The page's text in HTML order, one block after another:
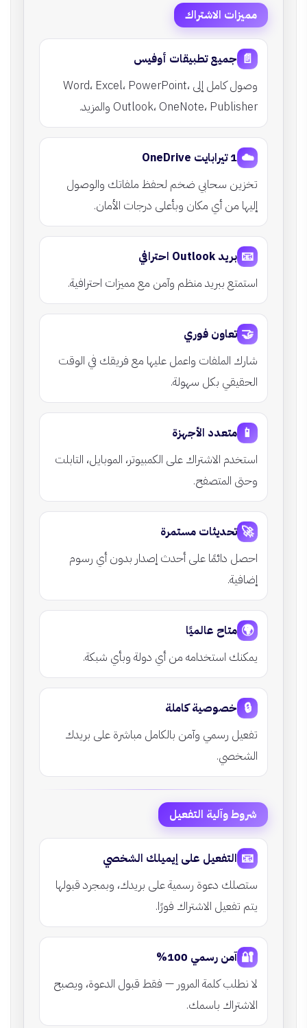
مميزات الاشتراك
📄 جميع تطبيقات أوفيس
وصول كامل إلى Word، Excel، PowerPoint،
Outlook، OneNote، Publisher والمزيد.
☁️ 1 تيرابايت OneDrive
تخزين سحابي ضخم لحفظ ملفاتك والوصول
إليها من أي مكان وبأعلى درجات الأمان.
📧 بريد Outlook احترافي
استمتع ببريد منظم وآمن مع مميزات احترافية.
🤝 تعاون فوري
شارك الملفات واعمل عليها مع فريقك في الوقت
الحقيقي بكل سهولة.
📱 متعدد الأجهزة
استخدم الاشتراك على الكمبيوتر، الموبايل، التابلت
وحتى المتصفح.
🚀 تحديثات مستمرة
احصل دائمًا على أحدث إصدار بدون أي رسوم
إضافية.
🌍 متاح عالميًا
يمكنك استخدامه من أي دولة وبأي شبكة.
🔒 خصوصية كاملة
تفعيل رسمي وآمن بالكامل مباشرة على بريدك
الشخصي.
شروط وآلية التفعيل
📧 التفعيل على إيميلك الشخصي
ستصلك دعوة رسمية على بريدك، وبمجرد قبولها
يتم تفعيل الاشتراك فورًا.
🔐 آمن رسمي 100%
لا نطلب كلمة المرور — فقط قبول الدعوة، ويصبح
الاشتراك باسمك.